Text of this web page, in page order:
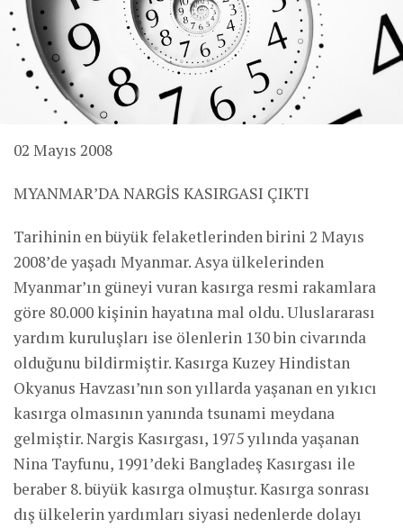
02 Mayıs 2008
MYANMAR’DA NARGİS KASIRGASI ÇIKTI
Tarihinin en büyük felaketlerinden birini 2 Mayıs
2008’de yaşadı Myanmar. Asya ülkelerinden
Myanmar’ın güneyi vuran kasırga resmi rakamlara
göre 80.000 kişinin hayatına mal oldu. Uluslararası
yardım kuruluşları ise ölenlerin 130 bin civarında
olduğunu bildirmiştir. Kasırga Kuzey Hindistan
Okyanus Havzası’nın son yıllarda yaşanan en yıkıcı
kasırga olmasının yanında tsunami meydana
gelmiştir. Nargis Kasırgası, 1975 yılında yaşanan
Nina Tayfunu, 1991’deki Bangladeş Kasırgası ile
beraber 8. büyük kasırga olmuştur. Kasırga sonrası
dış ülkelerin yardımları siyasi nedenlerde dolayı